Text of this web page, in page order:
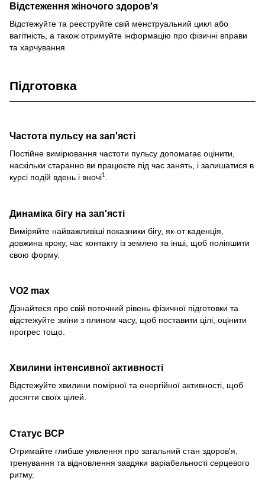
Відстеження жіночого здоров'я
Відстежуйте та реєструйте свій менструальний цикл або
вагітність, а також отримуйте інформацію про фізичні вправи
та харчування.
Підготовка
Частота пульсу на зап'ясті
Постійне вимірювання частоти пульсу допомагає оцінити,
наскільки старанно ви працюєте під час занять, і залишатися в
курсі подій вдень і вночі1
Динаміка бігу на зап'ясті
Виміряйте найважливіші показники бігу, як-от каденція,
довжина кроку, час контакту із землею та інші, щоб поліпшити
свою форму.
VO2 max
Дізнайтеся про свій поточний рівень фізичної підготовки та
відстежуйте зміни з плином часу, щоб поставити цілі, оцінити
прогрес тощо.
Хвилини інтенсивної активності
Відстежуйте хвилини помірної та енергійної активності, щоб
досягти своїх цілей.
Статус ВСР
Отримайте глибше уявлення про загальний стан здоров'я,
тренування та відновлення завдяки варіабельності серцевого
ритму.